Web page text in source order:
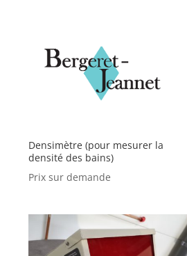
Densimètre (pour mesurer la
densité des bains)
Prix sur demande